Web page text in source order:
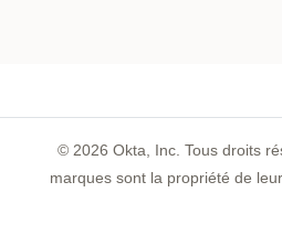
© 2026 Okta, Inc. Tous droits
marques sont la propriété de